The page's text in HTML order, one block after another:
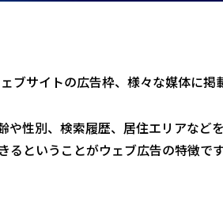
サイトの広告枠、様々な媒体に掲
性別、検索履歴、居住エリアなど
ということがウェブ広告の特徴です